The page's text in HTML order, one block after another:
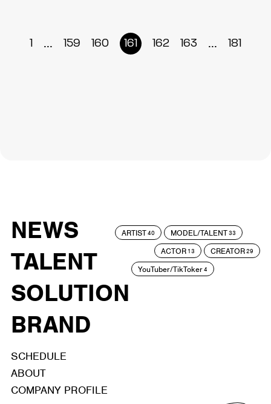
1 ... 159 160 161 162 163 ... 181
NEWS
TALENT
SOLUTION
BRAND
ARTIST40 MODEL/TALENT33
ACTOR 13 CREATOR29
YouTuber/TikToker4
SCHEDULE
ABOUT
COMPANY PROFILE